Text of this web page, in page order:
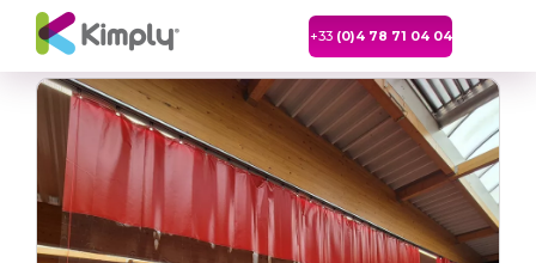
+33 (0)4 78 71 04 04